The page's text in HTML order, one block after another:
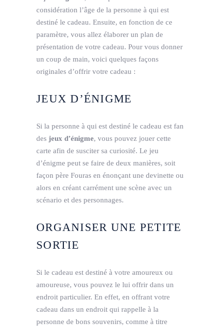
considération l’âge de la personne à qui est
destiné le cadeau. Ensuite, en fonction de ce
paramètre, vous allez élaborer un plan de
présentation de votre cadeau. Pour vous donner
un coup de main, voici quelques façons
originales d’offrir votre cadeau :
JEUX D’ÉNIGME
Si la personne à qui est destiné le cadeau est fan
des jeux d’énigme, vous pouvez jouer cette
carte afin de susciter sa curiosité. Le jeu
d’énigme peut se faire de deux manières, soit
façon père Fouras en énonçant une devinette ou
alors en créant carrément une scène avec un
scénario et des personnages.
ORGANISER UNE PETITE
SORTIE
Si le cadeau est destiné à votre amoureux ou
amoureuse, vous pouvez le lui offrir dans un
endroit particulier. En effet, en offrant votre
cadeau dans un endroit qui rappelle à la
personne de bons souvenirs, comme à titre